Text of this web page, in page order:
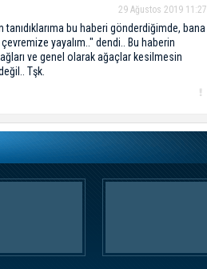
29 Ağustos 2019 11:27
bu haberi gönderdiğimde, bana
yayalım.." dendi.. Bu haberin
ve genel olarak ağaçlar kesilmesin
Tşk.